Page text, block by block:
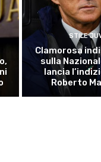
STILE
Clamorosa
sulla
lancia
Roberto